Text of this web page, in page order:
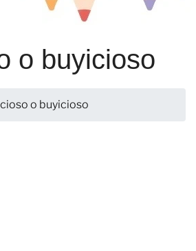
o buyicioso
o buyicioso